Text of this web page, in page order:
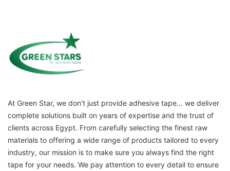
At Green Star, we don’t just provide adhesive tape… we deliver
complete solutions built on years of expertise and the trust of
clients across Egypt. From carefully selecting the finest raw
materials to offering a wide range of products tailored to every
industry, our mission is to make sure you always find the right
tape for your needs. We pay attention to every detail to ensure